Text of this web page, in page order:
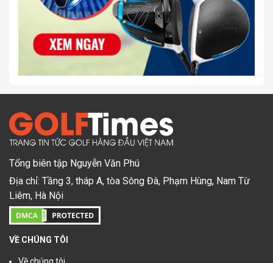
Tổng biên tập Nguyễn Văn Phú
Địa chỉ: Tầng 3, tháp A, tòa Sông Đà, Phạm Hùng, Nam Từ
Liêm, Hà Nội
VỀ CHÚNG TÔI